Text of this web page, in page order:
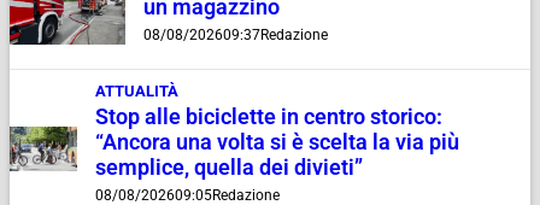
un magazzino
08/08/202609:37Redazione
ATTUALITÀ
Stop alle biciclette in centro storico:
“Ancora una volta si è scelta la via più
semplice, quella dei divieti”
08/08/202609:05Redazione